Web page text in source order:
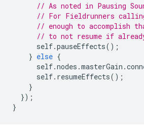
// As noted in Pausing
// For Fieldrunners calling
// enough to accomplish
// to not resume if
self.pauseEffects();
} else {
self.nodes .masterGain .
self. resumeEffects();
}
});
}